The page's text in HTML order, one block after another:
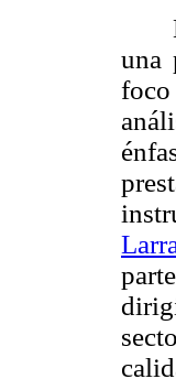
una
foco